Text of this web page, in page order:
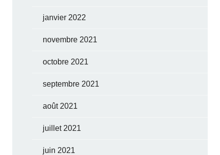
janvier 2022
novembre 2021
octobre 2021
septembre 2021
août 2021
juillet 2021
juin 2021